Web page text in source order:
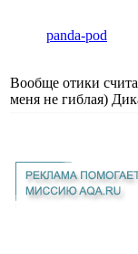
panda-pod
Вообще отики
меня не гиблая)